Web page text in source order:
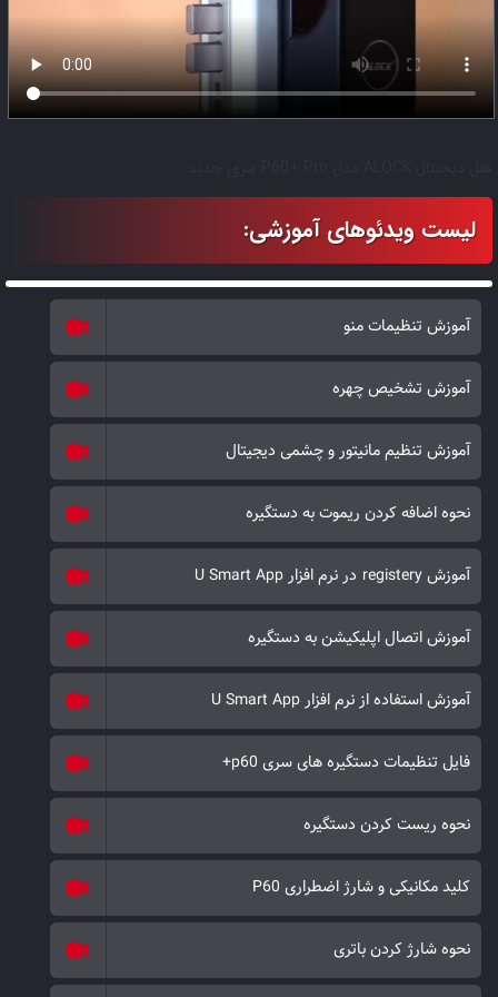
مشخص تعریف کنید. یعنی کاربری به نام مرتضی می‌تواند در فقط
روزهای یکشنبه تا پنجشنبه در ساعات 9 الی 16 با رمز مشخص تردد
داشته باشد و در زمان‌ها و روزهای دیگر قادر به باز کردن نخواهد بود. در
این دستگیره الکترونیکی در آپدیت جدید، بر روی دستگیره مموری کارت 8
کلید زنگ، از هر کجای دنیا کاربر با موبایل قادر خواهد بود دوربین
دستگیره را فعال کرده و بصورت دوربین مخفی اقدام به مشاهده بیرون با
محصول دیجیتال کاملا اتوماتیک با قابلیت عملکرد کاملا هوشمند می‌باشد.
چشمی دیجیتال این دستگیره هوشمند دارای کیفیت 8 مگا پیکسلی بوده
و به هنگام لمس کلید زنگ، فعال شده و تصایر افراد مقابل درب را ذخیره
کرده و بر روی مانیتور داخلی به نمایش می‌گذارد.
علاوه بر آن این قابلیت را دارد که بصورت آنلاین تصویر افراد را برای مدیر
بر روی تلفن همراه ارسال نماید. در این محصول قفل تشخیص چهره
دارای طراحی زیبا و چشم نواز می‌باشد. اسکنر اثر انگشت این محصول از
نوع خازنی و بسیار حساس می‌باشد. تکنولوژی تشخیص چهره در قفل
تشخیص چهره ALOCK بصورت تکنولوژی دو چشمی عمقی (Double
Eyes Deep Sense Scan) می‌باشد. در این دستگیره بیومتریک،
می‌توانید با نهایت امنیت و سخت‌گیری تردد کنید.
در این قفل دیجیتال ضد سرقت دو نوع سیستم شناسایی
بیومتریک
رفته است: اثر انگشت زنده، چهره 3 بعدی مادون قرمز. در این محصول
می‌توانید با تائید دو مرحله‌ای بیومتریک اقدام به بازکردن درب نمایید. به
عنوان مثال هنگام قرار گرفتن مقابل دستگیره ابتدا چهره شما شناسایی شده
و سپس با وارد کردن اثر انگشت خود درب را باز نمائید. به گونه‌ای که
مثلا درب را دو قفله نموده‌اید؛ این بالاترین نوع سخت‌گیری بیومتریک
امنیتی می‌باشد. در این محصول قابلیت گزارش‌گیری بصورت آفلاین و
آنلاین وجود دارد. علاوه بر آن نوع اسکنر اثر انگشت این محصول از نوع
خازنی زنده بوده که از نوع اسکنرهای موبایل می‌باشد. علاوه بر آن این
اسکنرها در برابر رطوبت بسیار مقاوم بوده و دارای IP=65 می‌باشند. تابع
خیالی نیز یکی دیگر از امکانات امنیتی برای جلوگیری از هک شدن رمز
می‌باشد.
آموزش تنظیمات منو
آموزش تشخیص چهره
آموزش تنظیم مانیتور و چشمی دیجیتال
نحوه اضافه کردن ریموت به دستگیره
آموزش registery در نرم افزار U Smart App
آموزش اتصال اپلیکیشن به دستگیره
آموزش استفاده از نرم افزار U Smart App
فایل تنظیمات دستگیره های سری p60+
نحوه ریست کردن دستگیره
کلید مکانیکی و شارژ اضطراری P60
نحوه شارژ کردن باتری